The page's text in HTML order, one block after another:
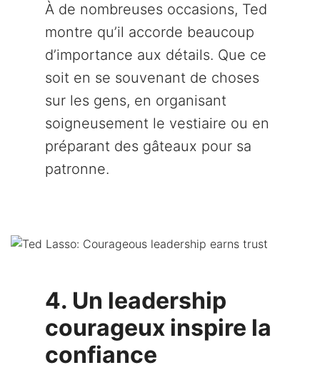
À de nombreuses occasions, Ted
montre qu’il accorde beaucoup
d’importance aux détails. Que ce
soit en se souvenant de choses
sur les gens, en organisant
soigneusement le vestiaire ou en
préparant des gâteaux pour sa
patronne.
4. Un leadership
courageux inspire la
confiance